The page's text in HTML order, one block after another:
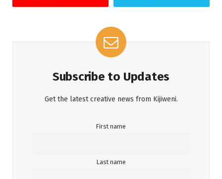
Subscribe to Updates
Get the latest creative news from Kijiweni.
First name
Last name